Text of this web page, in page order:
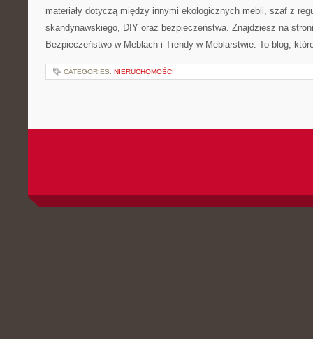
materiały dotyczą między innymi ekologicznych mebli, szaf z
skandynawskiego, DIY oraz bezpieczeństwa. Znajdziesz na
Bezpieczeństwo w Meblach i Trendy w Meblarstwie. To blog,
CATEGORIES: NIERUCHOMOŚCI